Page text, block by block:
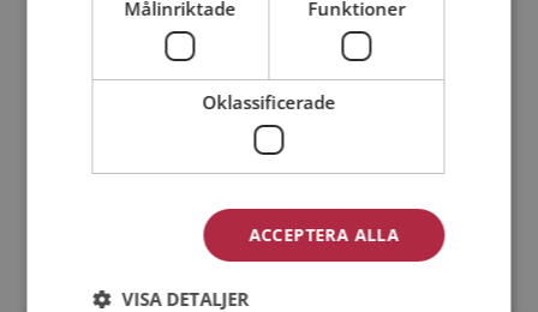
Min ålder:
Medlemsvillkoren
Jag accepterarPersonuppgiftspolicyn
Målinriktade Funktioner
Oklassificerade
ACCEPTERA ALLA
VISA DETALJER